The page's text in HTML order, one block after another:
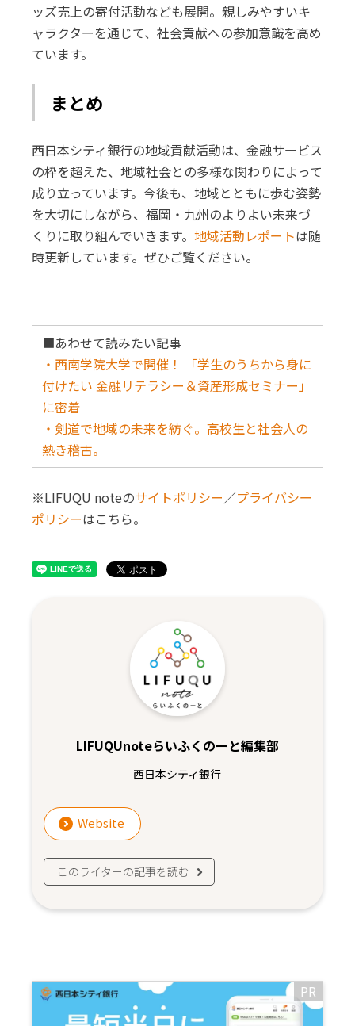
ッズ売上の寄付活動なども展開。親しみやすいキ
ャラクターを通じて、社会貢献への参加意識を高め
ています。
まとめ
西日本シティ銀行の地域貢献活動は、金融サービス
の枠を超えた、地域社会との多様な関わりによって
成り立っています。今後も、地域とともに歩む姿勢
を大切にしながら、福岡・九州のよりよい未来づ
くりに取り組んでいきます。地域活動レポートは随
時更新しています。ぜひご覧ください。
■あわせて読みたい記事
・西南学院大学で開催！ 「学生のうちから身に
付けたい 金融リテラシー＆資産形成セミナー」
に密着
・剣道で地域の未来を紡ぐ。高校生と社会人の
熱き稽古。
※LIFUQU noteのサイトポリシー／プライバシー
ポリシーはこちら。
LIFUQUnoteらいふくのーと編集部
西日本シティ銀行
Website
このライターの記事を読む
PR